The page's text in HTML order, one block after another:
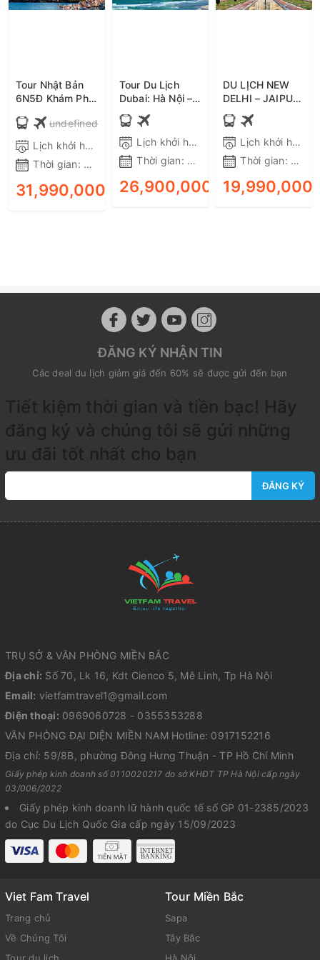
Tour Nhật Bản
6N5Đ Khám Phá
Phú Sĩ - Tokyo,
Bay Vietnam
Airlines,
Shinkansen, ôtô,
Nội
undefined
Lịch khởi hành:
Tất cả các ngày trong tuần
Thời gian: 6 ngày 5 đêm
31,990,000₫ ĐẶT TOUR
Tour Du Lịch
Dubai: Hà Nội –
Dubai – Sa Mạc
Safari – Abu
Dhabi 6N5Đ –
Bay EK tiết kiệm,
ưu đãi
Lịch khởi hành:
Tất cả các ngày
Thời gian: 6 ngày 5 đêm
26,900,000₫ ĐẶT TOUR
DU LỊCH NEW
DELHI – JAIPUR
– AGRA 6 NGÀY
5 ĐÊM BAY
VIETNAM
AIRLINES
Lịch khởi hành:
Thời gian: 6
ĐĂNG KÝ NHẬN TIN
Các deal du lịch giảm giá đến 60% sẽ được gửi đến bạn
Tiết kiệm thời gian và tiền bạc! Hãy
đăng ký và chúng tôi sẽ gửi những
ưu đãi tốt nhất cho bạn
ĐĂNG KÝ
TRỤ SỞ & VĂN PHÒNG MIỀN BẮC
Địa chỉ: Số 70, Lk 16, Kdt Cienco 5, Mê Linh, Tp Hà Nội
Email: vietfamtravel1@gmail.com
Điện thoại: 0969060728 - 0355353288
VĂN PHÒNG ĐẠI DIỆN MIỀN NAM Hotline: 0917152216
Địa chỉ: 59/8B, phường Đông Hưng Thuận - TP Hồ Chí Minh
Giấy phép kinh doanh số 0110020217 do sở KHĐT TP Hà Nội cấp ngày
03/006/2022
Giấy phép kinh doanh lữ hành quốc tế số GP 01-2385/2023
do Cục Du Lịch Quốc Gia cấp ngày 15/09/2023
Viet Fam Travel
Trang chủ
Về Chúng Tôi
Tour Miền Bắc
Sapa
Tây Bắc